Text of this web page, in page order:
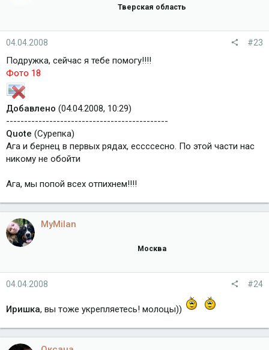
Тверская область
04.04.2008 #23
Подружка, сейчас я тебе помогу!!!!
Фото 18
Добавлено (04.04.2008, 10:29)
---------------------------------------------
Quote (Сурепка)
Ага и бернец в первых рядах, ессссесно. По этой части нас
никому не обойти
Ага, мы попой всех отпихнем!!!!
MyMilan
Москва
04.04.2008 #24
Иришка, вы тоже укрепляетесь! молоцы))